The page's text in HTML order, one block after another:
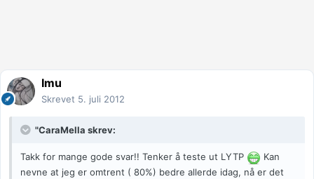
Imu
Skrevet 5. juli 2012
"CaraMella skrev:
Takk for mange gode svar!! Tenker å teste ut LYTP
Kan
nevne at jeg er omtrent ( 80%) bedre allerde idag, nå er det